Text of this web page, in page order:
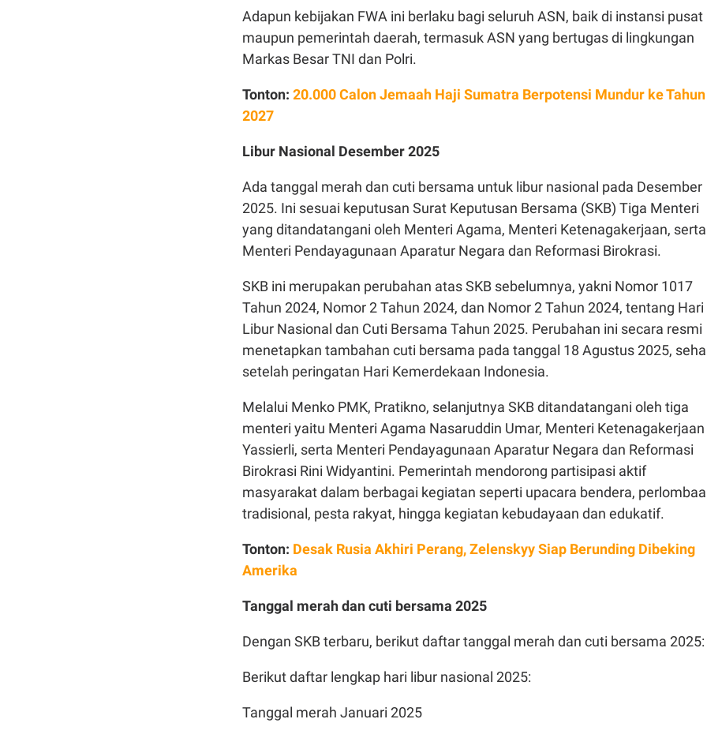
Adapun kebijakan FWA ini berlaku bagi seluruh ASN, baik di instansi pusat
maupun pemerintah daerah, termasuk ASN yang bertugas di lingkungan
Markas Besar TNI dan Polri.
Tonton: 20.000 Calon Jemaah Haji Sumatra Berpotensi Mundur ke Tahun
2027
Libur Nasional Desember 2025
Ada tanggal merah dan cuti bersama untuk libur nasional pada Desember
2025. Ini sesuai keputusan Surat Keputusan Bersama (SKB) Tiga Menteri
yang ditandatangani oleh Menteri Agama, Menteri Ketenagakerjaan, serta
Menteri Pendayagunaan Aparatur Negara dan Reformasi Birokrasi.
SKB ini merupakan perubahan atas SKB sebelumnya, yakni Nomor 1017
Tahun 2024, Nomor 2 Tahun 2024, dan Nomor 2 Tahun 2024, tentang Hari
Libur Nasional dan Cuti Bersama Tahun 2025. Perubahan ini secara resmi
menetapkan tambahan cuti bersama pada tanggal 18 Agustus 2025,
setelah peringatan Hari Kemerdekaan Indonesia.
Melalui Menko PMK, Pratikno, selanjutnya SKB ditandatangani oleh tiga
menteri yaitu Menteri Agama Nasaruddin Umar, Menteri Ketenagakerjaan
Yassierli, serta Menteri Pendayagunaan Aparatur Negara dan Reformasi
Birokrasi Rini Widyantini. Pemerintah mendorong partisipasi aktif
masyarakat dalam berbagai kegiatan seperti upacara bendera,
tradisional, pesta rakyat, hingga kegiatan kebudayaan dan edukatif.
Tonton: Desak Rusia Akhiri Perang, Zelenskyy Siap Berunding Dibeking
Amerika
Tanggal merah dan cuti bersama 2025
Dengan SKB terbaru, berikut daftar tanggal merah dan cuti bersama 2025:
Berikut daftar lengkap hari libur nasional 2025:
Tanggal merah Januari 2025